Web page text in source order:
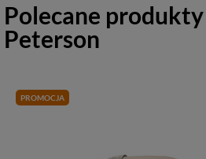
Polecane
Peterson
PROMOCJA